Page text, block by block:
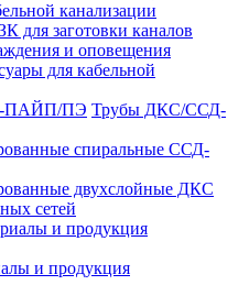
канализации
для заготовки каналов
и оповещения
для кабельной
Трубы ДКС/ССД-
спиральные ССД-
двухслойные ДКС
сетей
и продукция